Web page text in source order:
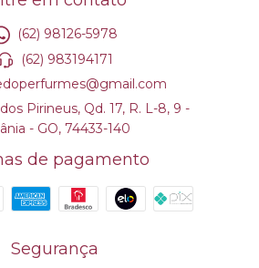
(62) 98126-5978
(62) 983194171
Pirineus, Qd. 17, R. L-8, 9 -
- GO, 74433-140
de pagamento
Segurança